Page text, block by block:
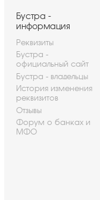
Бустра -
информация
Реквизиты
Бустра -
официальный сайт
Бустра - владельцы
История изменения
реквизитов
Отзывы
Форум о банках и
МФО